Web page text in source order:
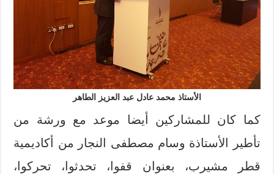
الأستاذ محمد عادل عبد العزيز الطاهر
كما كان للمشاركين أيضا موعد مع ورشة من
تأطير الأستاذة وسام مصطفى النجار من أكاديمية
قطر مشيرب، بعنوان قفوا، تحدثوا، تحركوا،